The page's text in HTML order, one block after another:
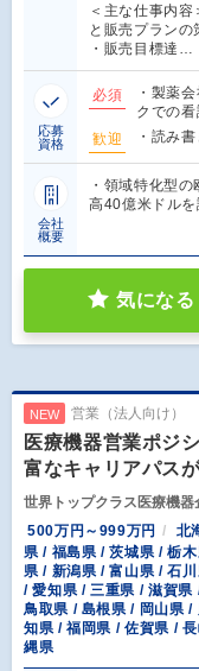
＜主な仕事内
と販売プラン
・販売目標達…
応募
資格
必須
・製薬
クでの
歓迎
・読み
会社
概要
・領域特化型
高40億米ドル
気になる
NEW 営業（法人向け）
医療機器営業ポジ
富なキャリアパスが
世界トップクラス医療機器
500万円～999万円
北
県 / 福島県 / 茨城県 / 栃
県 / 新潟県 / 富山県 / 石
/ 愛知県 / 三重県 / 滋賀
鳥取県 / 島根県 / 岡山県
知県 / 福岡県 / 佐賀県 /
縄県